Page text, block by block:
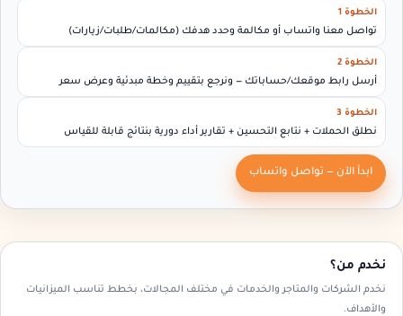
الخطوة 1
تواصل معنا واتساب أو مكالمة وحدد هدفك (مكالمات/طلبات/زيارات)
الخطوة 2
أرسل رابط موقعك/حساباتك — ونرجع بتقييم وخطة مبدئية وعرض سعر
الخطوة 3
نطلق الحملات + نتابع التحسين + تقارير أداء دورية بنتائج قابلة للقياس
ابدأ الآن — تواصل واتساب
نخدم من؟
نخدم الشركات والمتاجر والخدمات في مختلف المجالات، بخطط تناسب الميزانيات
والأهداف.